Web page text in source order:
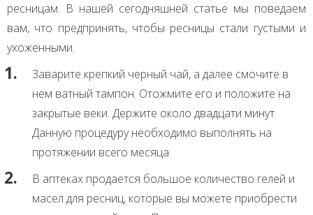
ресницам. В нашей сегодняшней статье мы поведаем
вам, что предпринять, чтобы ресницы стали густыми и
ухоженными.
Заварите крепкий черный чай, а далее смочите в
нем ватный тампон. Отожмите его и положите на
закрытые веки. Держите около двадцати минут.
Данную процедуру необходимо выполнять на
протяжении всего месяца.
В аптеках продается большое количество гелей и
масел для ресниц, которые вы можете приобрести